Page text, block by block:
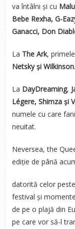
va întâlni și cu
Bebe Rexha, G-
Ganacci, Don
La The Ark,
Netsky și Wilkinson.
La DayDreaming,
Légere, Shimza și
numele cu care
neuitat.
Neversea, the
ediție de până
datorită celor
festival și
de pe o plajă din
pe care vor să-l